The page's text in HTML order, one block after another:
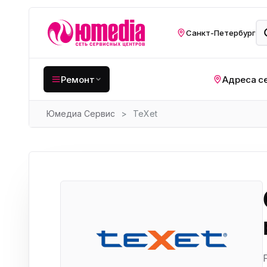
Санкт-Петербург
Ремонт
Крупная бытовая
Компьютерная техника
Адреса
Юмедиа Сервис > TeXet